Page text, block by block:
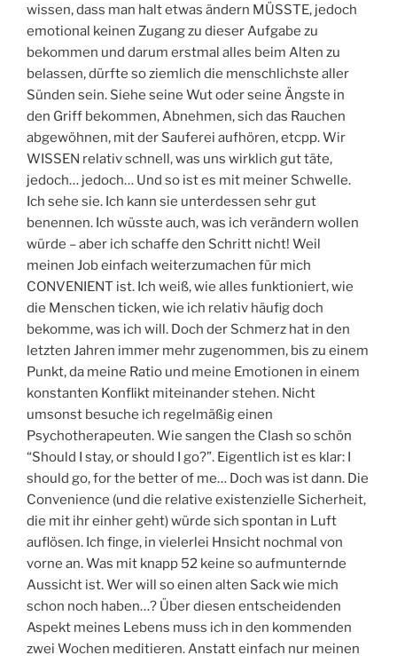
wissen, dass man halt etwas ändern MÜSSTE, jedoch
emotional keinen Zugang zu dieser Aufgabe zu
bekommen und darum erstmal alles beim Alten zu
belassen, dürfte so ziemlich die menschlichste aller
Sünden sein. Siehe seine Wut oder seine Ängste in
den Griff bekommen, Abnehmen, sich das Rauchen
abgewöhnen, mit der Sauferei aufhören, etcpp. Wir
WISSEN relativ schnell, was uns wirklich gut täte,
jedoch… jedoch… Und so ist es mit meiner Schwelle.
Ich sehe sie. Ich kann sie unterdessen sehr gut
benennen. Ich wüsste auch, was ich verändern wollen
würde – aber ich schaffe den Schritt nicht! Weil
meinen Job einfach weiterzumachen für mich
CONVENIENT ist. Ich weiß, wie alles funktioniert, wie
die Menschen ticken, wie ich relativ häufig doch
bekomme, was ich will. Doch der Schmerz hat in den
letzten Jahren immer mehr zugenommen, bis zu einem
Punkt, da meine Ratio und meine Emotionen in einem
konstanten Konflikt miteinander stehen. Nicht
umsonst besuche ich regelmäßig einen
Psychotherapeuten. Wie sangen the Clash so schön
“Should I stay, or should I go?”. Eigentlich ist es klar: I
should go, for the better of me… Doch was ist dann. Die
Convenience (und die relative existenzielle Sicherheit,
die mit ihr einher geht) würde sich spontan in Luft
auflösen. Ich finge, in vielerlei Hnsicht nochmal von
vorne an. Was mit knapp 52 keine so aufmunternde
Aussicht ist. Wer will so einen alten Sack wie mich
schon noch haben…? Über diesen entscheidenden
Aspekt meines Lebens muss ich in den kommenden
zwei Wochen meditieren. Anstatt einfach nur meinen